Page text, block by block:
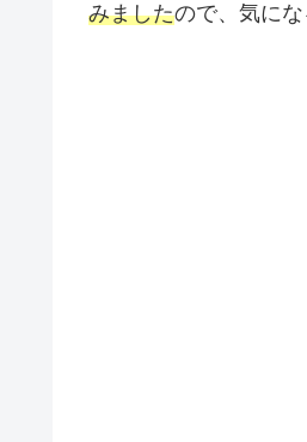
みましたので、気に